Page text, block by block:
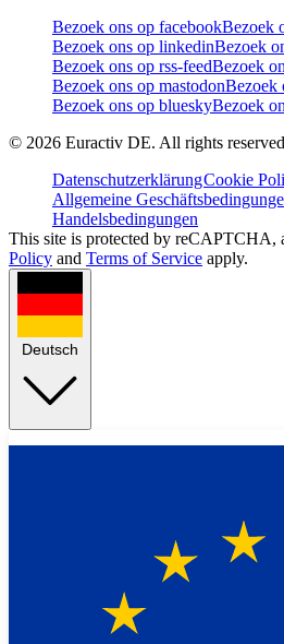
Bezoek ons op facebookBezoek
Bezoek ons op linkedinBezoek
Bezoek ons op rss-feedBezoek
Bezoek ons op mastodonBezoek
Bezoek ons op blueskyBezoek
© 2026 Euractiv DE. All rights
DatenschutzerklärungCookie
Allgemeine
Handelsbedingungen
This site is protected by reCAPTCHA,
Policy and Terms of Service apply.
Deutsch